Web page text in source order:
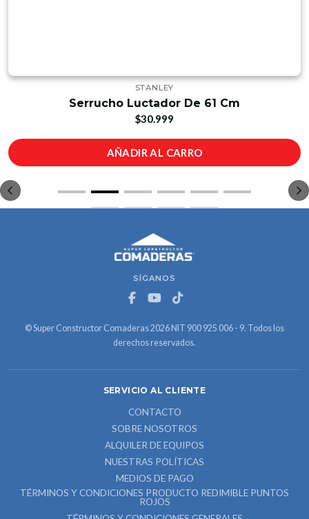
STANLEY
Serrucho Luctador De 61 Cm
$30.999
AÑADIR AL CARRO
SÍGANOS
© Super Constructor Comaderas 2026 NIT 900 925 006 - 9. Todos los
derechos reservados.
SERVICIO AL CLIENTE
CONTACTO
SOBRE NOSOTROS
ALQUILER DE EQUIPOS
NUESTRAS POLÍTICAS
MEDIOS DE PAGO
TÉRMINOS Y CONDICIONES PRODUCTO REDIMIBLE PUNTOS
ROJOS